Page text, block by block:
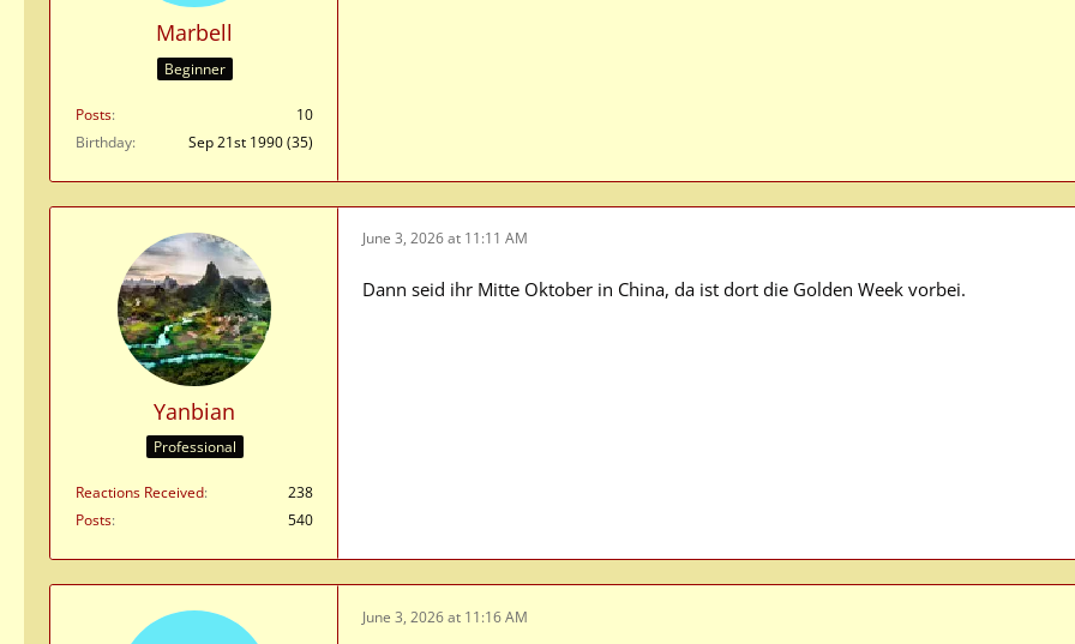
Marbell
Beginner
Posts
10
Birthday
Sep 21st 1990 (35)
Yanbian
Professional
Reactions Received
238
Posts
540
June 3, 2026 at 11:11 AM
Dann seid ihr Mitte Oktober in China, da ist dort die Golden Week vorbei.
June 3, 2026 at 11:16 AM